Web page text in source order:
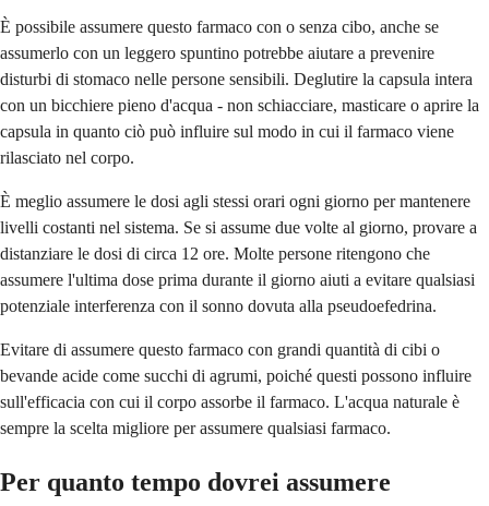
È possibile assumere questo farmaco con o senza cibo, anche se
assumerlo con un leggero spuntino potrebbe aiutare a prevenire
disturbi di stomaco nelle persone sensibili. Deglutire la capsula intera
con un bicchiere pieno d'acqua - non schiacciare, masticare o aprire la
capsula in quanto ciò può influire sul modo in cui il farmaco viene
rilasciato nel corpo.
È meglio assumere le dosi agli stessi orari ogni giorno per mantenere
livelli costanti nel sistema. Se si assume due volte al giorno, provare a
distanziare le dosi di circa 12 ore. Molte persone ritengono che
assumere l'ultima dose prima durante il giorno aiuti a evitare qualsiasi
potenziale interferenza con il sonno dovuta alla pseudoefedrina.
Evitare di assumere questo farmaco con grandi quantità di cibi o
bevande acide come succhi di agrumi, poiché questi possono influire
sull'efficacia con cui il corpo assorbe il farmaco. L'acqua naturale è
sempre la scelta migliore per assumere qualsiasi farmaco.
Per quanto tempo dovrei assumere